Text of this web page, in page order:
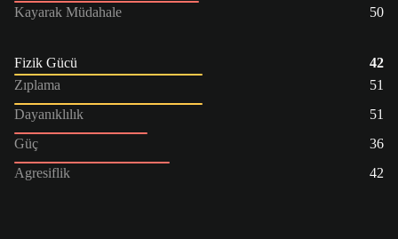
Kayarak Müdahale
50
Fizik Gücü
42
Zıplama
51
Dayanıklılık
51
Güç
36
Agresiflik
42